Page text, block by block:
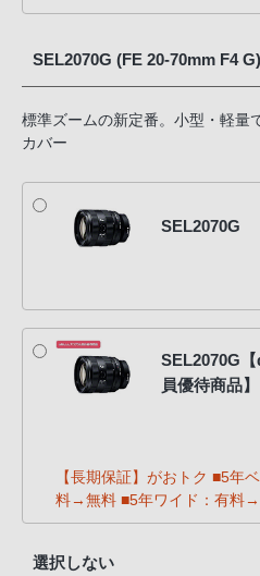
SEL2070G (FE 20-70mm F4
標準ズームの新定番。小型・軽量
カバー
SEL2070G
SEL2070G
員優待商品】
【長期保証】がおトク ■5年
料→無料 ■5年ワイド：有料
選択しない